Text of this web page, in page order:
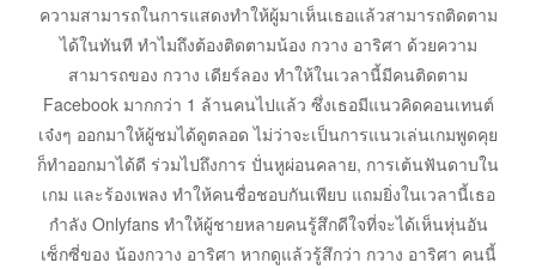
ความสามารถในการแสดงทำให้ผู้มาเห็นเธอแล้วสามารถติดตาม
ได้ในทันที ทำไมถึงต้องติดตามน้อง กวาง อาริศา ด้วยความ
สามารถของ กวาง เดียร์ลอง ทำให้ในเวลานี้มีคนติดตาม
Facebook มากกว่า 1 ล้านคนไปแล้ว ซึ่งเธอมีแนวคิดคอนเทนต์
เจ๋งๆ ออกมาให้ผู้ชมได้ดูตลอด ไม่ว่าจะเป็นการแนวเล่นเกมพูดคุย
ก็ทำออกมาได้ดี ร่วมไปถึงการ ปั่นหูผ่อนคลาย, การเต้นฟันดาบใน
เกม และร้องเพลง ทำให้คนชื่อชอบกันเพียบ แถมยิ่งในเวลานี้เธอ
กำลัง Onlyfans ทำให้ผู้ชายหลายคนรู้สึกดีใจที่จะได้เห็นหุ่นอัน
เซ็กซี่ของ น้องกวาง อาริศา หากดูแล้วรู้สึกว่า กวาง อาริศา คนนี้